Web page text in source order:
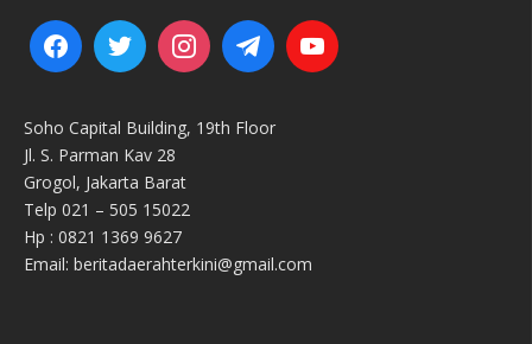
Soho Capital Building, 19th Floor
Jl. S. Parman Kav 28
Grogol, Jakarta Barat
Telp 021 – 505 15022
Hp : 0821 1369 9627
Email: beritadaerahterkini@gmail.com